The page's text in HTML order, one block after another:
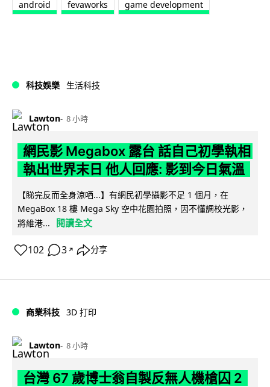
android fevaworks game development
科技娛樂 生活科技
Lawton 8 小時
網民影 Megabox 露台 話自己初學執相
執出世界末日 他人回應: 影到今日氣溫
【睇完反而全身涼哂...】有網民初學攝影不足 1 個月，在
MegaBox 18 樓 Mega Sky 空中花園拍照，因不懂調校光影，
將維港...
閱讀全文
102 3 ↗ 分享
商業科技 3D 打印
Lawton 8 小時
台灣 67 歲博士翁自製反無人機槍囚 2